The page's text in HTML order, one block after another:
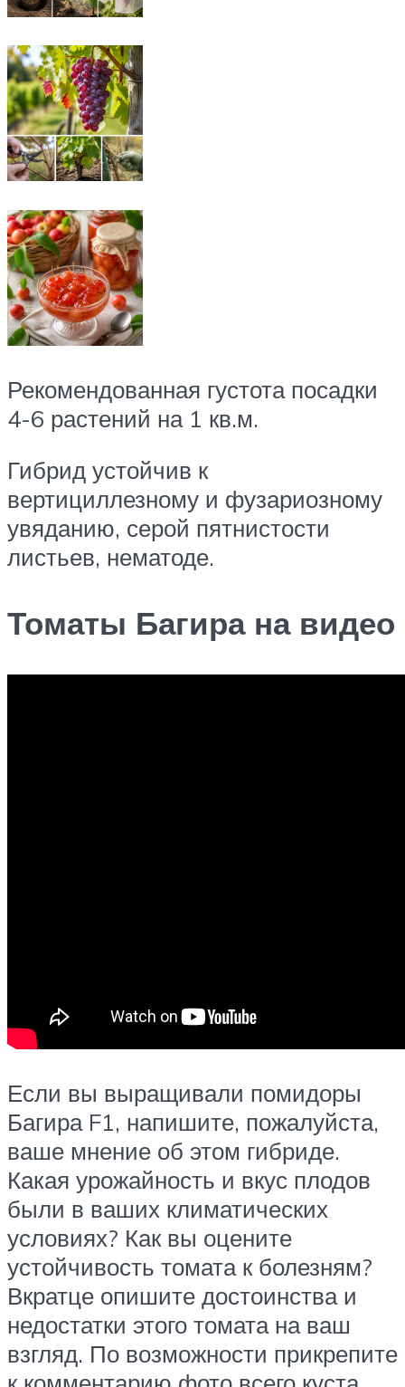
Рекомендованная густота посадки
4-6 растений на 1 кв.м.
Гибрид устойчив к
вертициллезному и фузариозному
увяданию, серой пятнистости
листьев, нематоде.
Томаты Багира на видео
Если вы выращивали помидоры
Багира F1, напишите, пожалуйста,
ваше мнение об этом гибриде.
Какая урожайность и вкус плодов
были в ваших климатических
условиях? Как вы оцените
устойчивость томата к болезням?
Вкратце опишите достоинства и
недостатки этого томата на ваш
взгляд. По возможности прикрепите